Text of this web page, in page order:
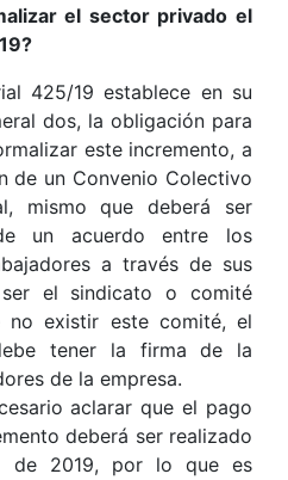
el sector privado el
425/19 establece en su
dos, la obligación para
este incremento, a
de un Convenio Colectivo
mismo que deberá ser
un acuerdo entre los
a través de sus
ser el sindicato o comité
existir este comité, el
tener la firma de la
de la empresa.
aclarar que el pago
deberá ser realizado
de 2019, por lo que es